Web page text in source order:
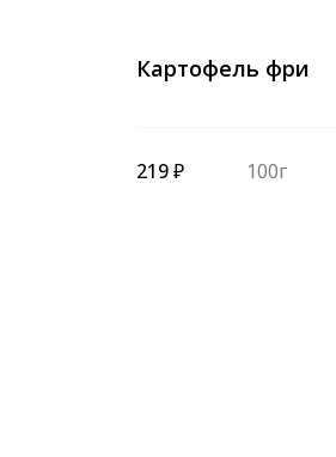
Картофель фри
219 ₽ 100г